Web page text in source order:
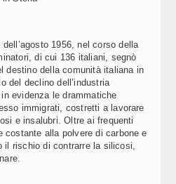
dell’agosto 1956, nel corso della
di cui 136 italiani, segnò
destino della comunità italiana in
del declino dell’industria
evidenza le drammatiche
immigrati, costretti a lavorare
e insalubri. Oltre ai frequenti
costante alla polvere di carbone e
rischio di contrarre la silicosi,